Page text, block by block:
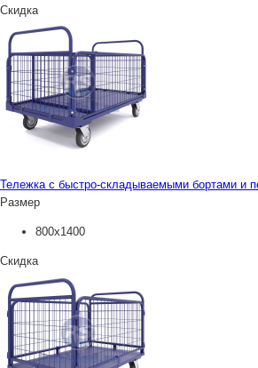
Скидка
Тележка с быстро-складываемыми бортами и
Размер
800х1400
Скидка